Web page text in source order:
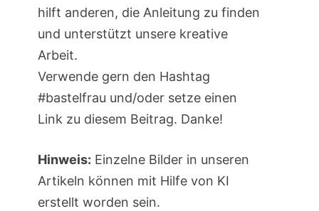
hilft anderen, die Anleitung zu finden
und unterstützt unsere kreative
Arbeit.
Verwende gern den Hashtag
#bastelfrau und/oder setze einen
Link zu diesem Beitrag. Danke!
Hinweis: Einzelne Bilder in unseren
Artikeln können mit Hilfe von KI
erstellt worden sein.